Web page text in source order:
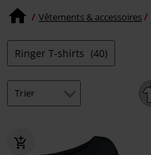
Vêtements & accessoires
Ringer T-shirts (40)